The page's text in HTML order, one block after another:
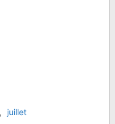
juillet